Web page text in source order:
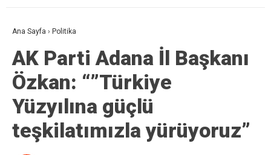
Ana Sayfa › Politika
AK Parti Adana İl Başkanı
Özkan: “”Türkiye
Yüzyılına güçlü
teşkilatımızla yürüyoruz”